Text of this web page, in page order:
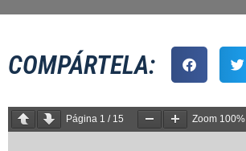
COMPÁRTELA:
Página 1 / 15 Zoom 100%